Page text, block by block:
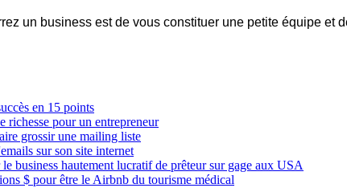
un business est de vous constituer une petite équipe
en 15 points
richesse pour un entrepreneur
grossir une mailing liste
sur son site internet
business hautement lucratif de prêteur sur gage aux USA
$ pour être le Airbnb du tourisme médical